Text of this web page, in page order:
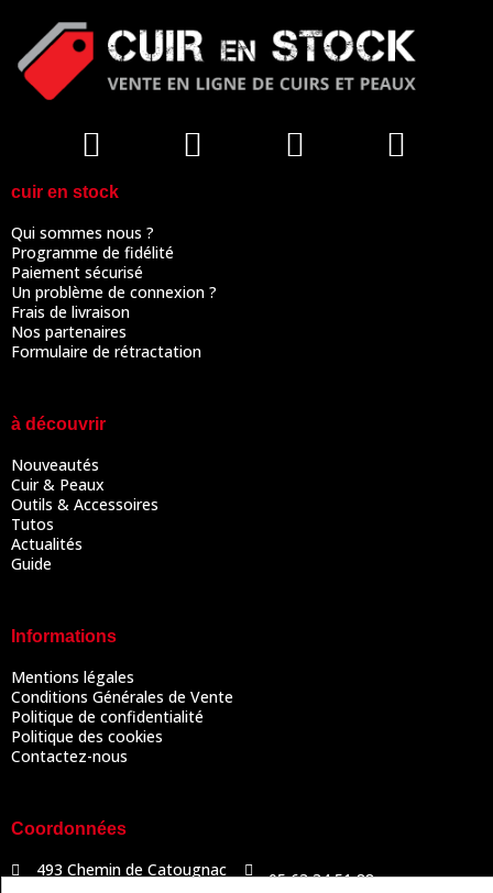
cuir en stock
Qui sommes nous ?
Programme de fidélité
Paiement sécurisé
Un problème de connexion ?
Frais de livraison
Nos partenaires
Formulaire de rétractation
à découvrir
Nouveautés
Cuir & Peaux
Outils & Accessoires
Tutos
Actualités
Guide
Informations
Mentions légales
Conditions Générales de Vente
Politique de confidentialité
Politique des cookies
Contactez-nous
Coordonnées
493 Chemin de Catougnac
05 63 34 51 88